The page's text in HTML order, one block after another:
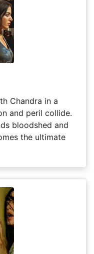
Chandra in a
and peril collide.
bloodshed and
the ultimate